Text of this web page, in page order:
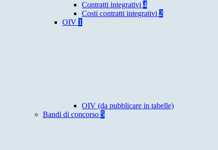
Contratti integrativi 4
Costi contratti integrativi 2
OIV 1
OIV (da pubblicare in tabelle)
Bandi di concorso 5